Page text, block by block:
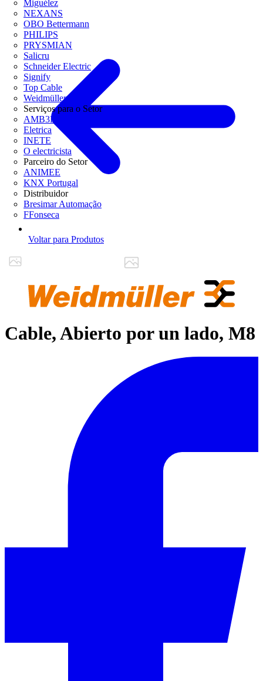
Miguélez
NEXANS
OBO Bettermann
PHILIPS
PRYSMIAN
Salicru
Schneider Electric
Signify
Top Cable
Weidmüller
Serviços para o Setor
AMB3E
Eletrica
INETE
O electricista
Parceiro do Setor
ANIMEE
KNX Portugal
Distribuidor
Bresimar Automação
FFonseca
Voltar para Produtos
Cable, Abierto por un lado, M8